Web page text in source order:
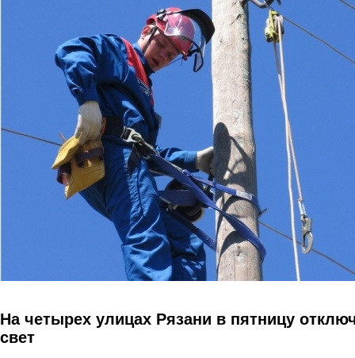
Перейти к основному содержанию
На четырех улицах Рязани в пятницу
свет